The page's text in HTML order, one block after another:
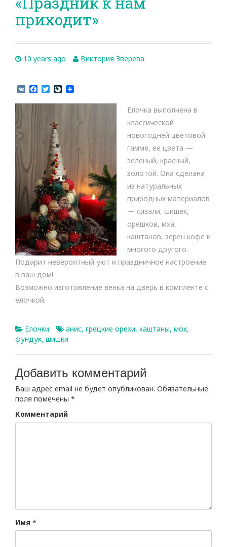
приходит»
10 years ago Виктория Зверева
V
c
T
i
t
e
r
L
v
n
a
l
Елочка выполнена в
классической
новогодней цветовой
гамме, ее цвета —
зеленый, красный,
золотой. Она сделана
из натуральных
природных материалов
— сизали, шишек,
орешков, мха,
каштанов, зерен кофе и
многого другого.
Подарит невероятный уют и праздничное настроение
в ваш дом!
Возможно изготовление венка на дверь в комплекте с
елочкой.
Елочки анис, грецкие орехи, каштаны, мох,
фундук, шишки
Добавить комментарий
Ваш адрес email не будет опубликован. Обязательные
поля помечены *
Комментарий
Имя *